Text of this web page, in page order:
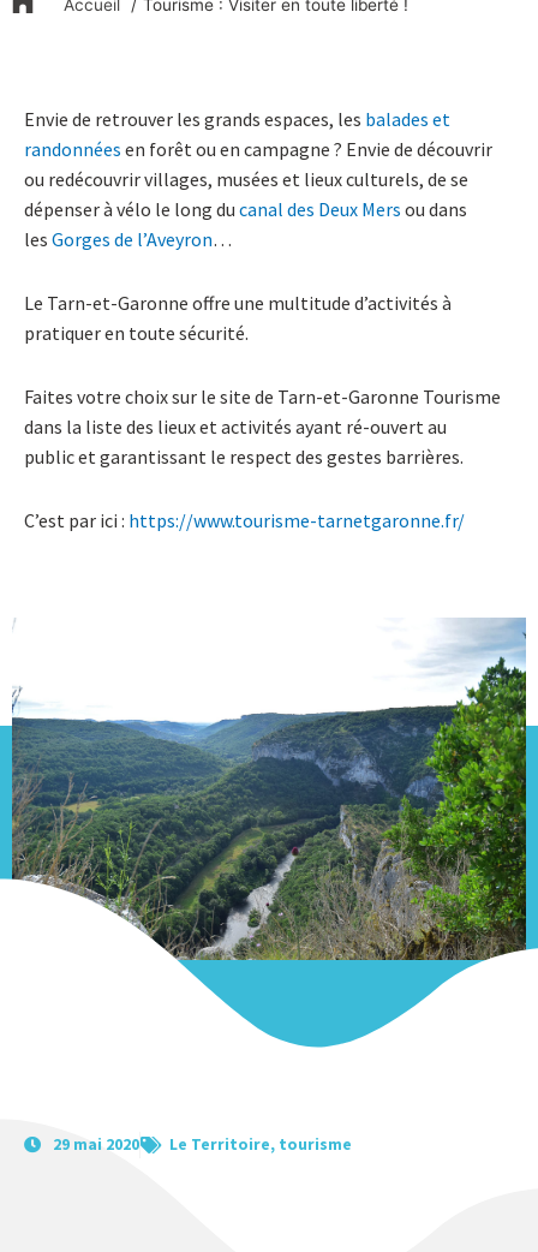
Accueil Tourisme : Visiter en toute liberté !
Envie de retrouver les grands espaces, les balades et
randonnées en forêt ou en campagne ? Envie de découvrir
ou redécouvrir villages, musées et lieux culturels, de se
dépenser à vélo le long du canal des Deux Mers ou dans
les Gorges de l’Aveyron…
Le Tarn-et-Garonne offre une multitude d’activités à
pratiquer en toute sécurité.
Faites votre choix sur le site de Tarn-et-Garonne Tourisme
dans la liste des lieux et activités ayant ré-ouvert au
public et garantissant le respect des gestes barrières.
C’est par ici : https://www.tourisme-tarnetgaronne.fr/
29 mai 2020 Le Territoire, tourisme